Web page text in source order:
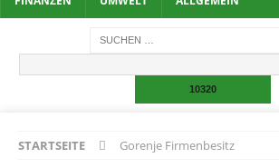
STARTSEITE Gorenje Firmenbesitz